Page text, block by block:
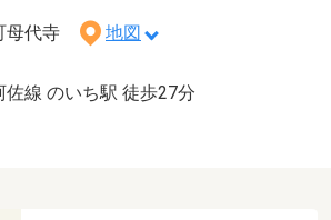
母代寺 地図
線 のいち駅 徒歩27分